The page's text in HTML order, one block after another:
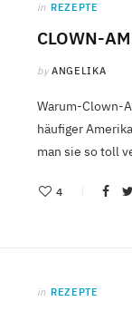
in REZEPTE
CLOWN-
by ANGELIKA
Warum-Clown-
häufiger
man sie so toll
4
in REZEPTE